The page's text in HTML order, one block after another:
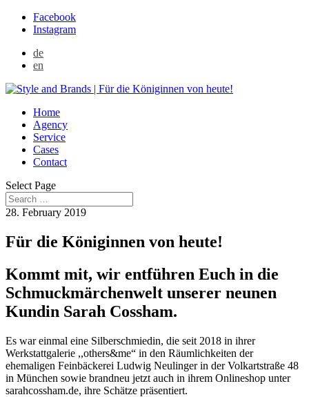
Facebook
Instagram
de
en
Home
Agency
Service
Cases
Contact
Select Page
28. February 2019
Für die Königinnen von heute!
Kommt mit, wir entführen Euch in die
Schmuckmärchenwelt unserer neunen
Kundin Sarah Cossham.
Es war einmal eine Silberschmiedin, die seit 2018 in ihrer
Werkstattgalerie ,,others&me“ in den Räumlichkeiten der
ehemaligen Feinbäckerei Ludwig Neulinger in der Volkartstraße 48
in München sowie brandneu jetzt auch in ihrem Onlineshop unter
sarahcossham.de, ihre Schätze präsentiert.